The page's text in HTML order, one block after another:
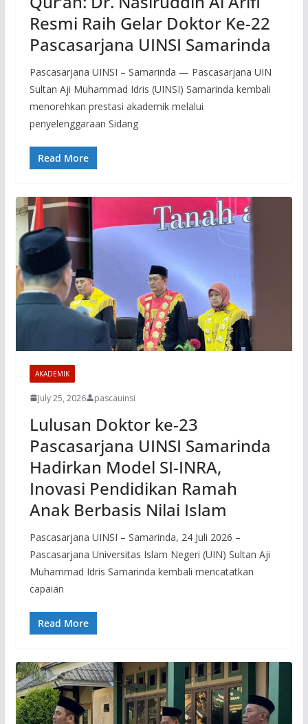
Resmi Raih Gelar Doktor Ke-22
Pascasarjana UINSI Samarinda
Pascasarjana UINSI – Samarinda — Pascasarjana UIN
Sultan Aji Muhammad Idris (UINSI) Samarinda kembali
menorehkan prestasi akademik melalui
penyelenggaraan Sidang
Read More
AKADEMIK
July 25, 2026 pascauinsi
Lulusan Doktor ke-23
Pascasarjana UINSI Samarinda
Hadirkan Model SI-INRA,
Inovasi Pendidikan Ramah
Anak Berbasis Nilai Islam
Pascasarjana UINSI – Samarinda, 24 Juli 2026 –
Pascasarjana Universitas Islam Negeri (UIN) Sultan Aji
Muhammad Idris Samarinda kembali mencatatkan
capaian
Read More